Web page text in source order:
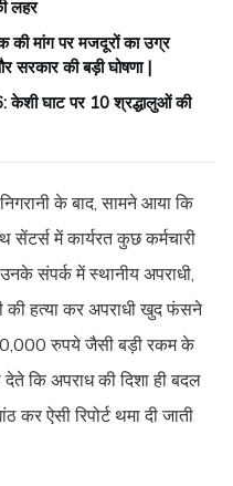
लहर
मांग पर मजदूरों का उग्र
सरकार की बड़ी घोषणा |
घाट पर 10 श्रद्धालुओं की
के बाद, सामने आया कि
में कार्यरत कुछ कर्मचारी
संपर्क में स्थानीय अपराधी,
हत्या कर अपराधी खुद फंसने
रुपये जैसी बड़ी रकम के
देते कि अपराध की दिशा ही बदल
कर ऐसी रिपोर्ट थमा दी जाती